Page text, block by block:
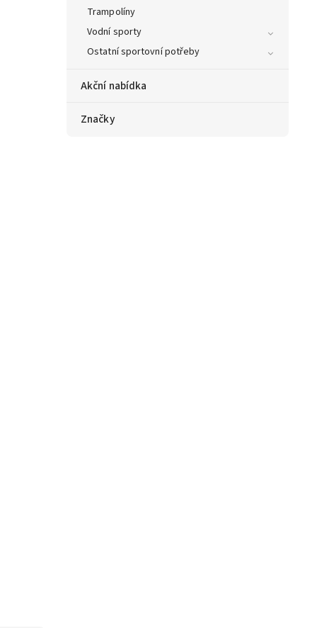
Trampolíny
Vodní sporty
Ostatní sportovní potřeby
Akční nabídka
Značky